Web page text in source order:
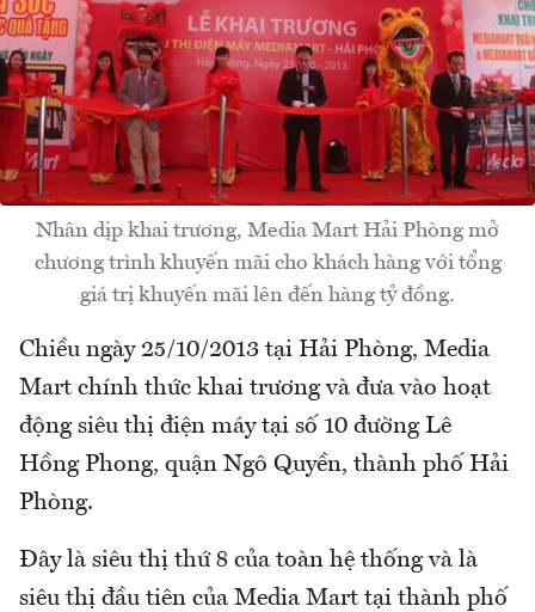
Nhân dịp khai trương, Media Mart Hải Phòng mở
chương trình khuyến mãi cho khách hàng với tổng
giá trị khuyến mãi lên đến hàng tỷ đồng.
Chiều ngày 25/10/2013 tại Hải Phòng, Media
Mart chính thức khai trương và đưa vào hoạt
động siêu thị điện máy tại số 10 đường Lê
Hồng Phong, quận Ngô Quyền, thành phố Hải
Phòng.
Đây là siêu thị thứ 8 của toàn hệ thống và là
siêu thị đầu tiên của Media Mart tại thành phố